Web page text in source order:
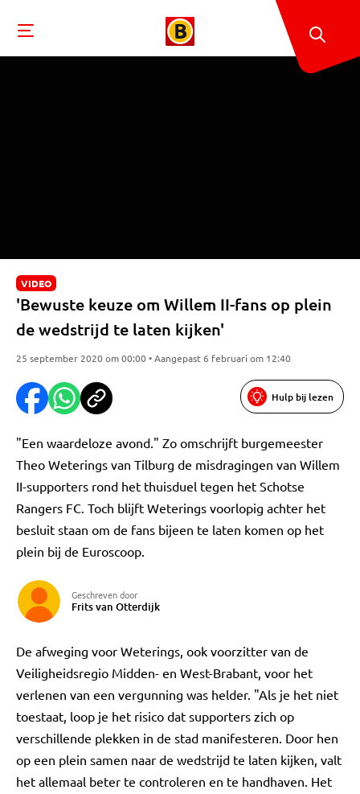
VIDEO
'Bewuste keuze om Willem II-fans op plein
de wedstrijd te laten kijken'
25 september 2020 om 00:00 • Aangepast 6 februari om 12:40
Hulp bij lezen
"Een waardeloze avond." Zo omschrijft burgemeester
Theo Weterings van Tilburg de misdragingen van Willem
II-supporters rond het thuisduel tegen het Schotse
Rangers FC. Toch blijft Weterings voorlopig achter het
besluit staan om de fans bijeen te laten komen op het
plein bij de Euroscoop.
Geschreven door
Frits van Otterdijk
De afweging voor Weterings, ook voorzitter van de
Veiligheidsregio Midden- en West-Brabant, voor het
verlenen van een vergunning was helder. "Als je het niet
toestaat, loop je het risico dat supporters zich op
verschillende plekken in de stad manifesteren. Door hen
op een plein samen naar de wedstrijd te laten kijken, valt
het allemaal beter te controleren en te handhaven. Het